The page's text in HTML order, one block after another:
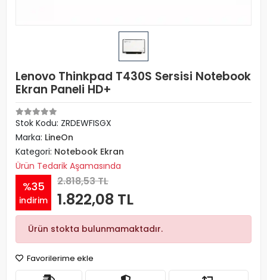
Lenovo Thinkpad T430S Sersisi Notebook
Ekran Paneli HD+
Stok Kodu: ZRDEWFISGX
Marka: LineOn
Kategori: Notebook Ekran
Ürün Tedarik Aşamasında
%35
indirim
2.818,53 TL
1.822,08 TL
Ürün stokta bulunmamaktadır.
Favorilerime ekle